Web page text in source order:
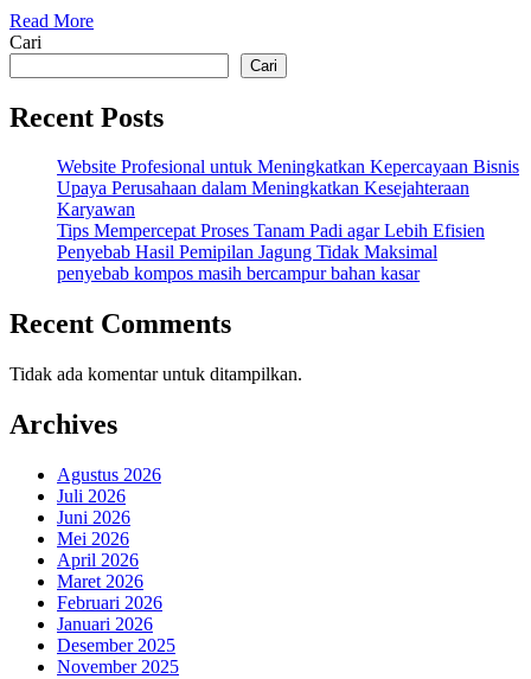
Read More
Cari
Cari
Recent Posts
Website Profesional untuk Meningkatkan Kepercayaan Bisnis
Upaya Perusahaan dalam Meningkatkan Kesejahteraan
Karyawan
Tips Mempercepat Proses Tanam Padi agar Lebih Efisien
Penyebab Hasil Pemipilan Jagung Tidak Maksimal
penyebab kompos masih bercampur bahan kasar
Recent Comments
Tidak ada komentar untuk ditampilkan.
Archives
Agustus 2026
Juli 2026
Juni 2026
Mei 2026
April 2026
Maret 2026
Februari 2026
Januari 2026
Desember 2025
November 2025